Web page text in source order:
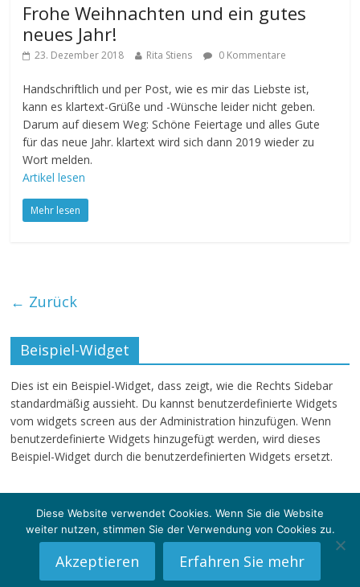
Frohe Weihnachten und ein gutes
neues Jahr!
23. Dezember 2018 Rita Stiens 0 Kommentare
Handschriftlich und per Post, wie es mir das Liebste ist,
kann es klartext-Grüße und -Wünsche leider nicht geben.
Darum auf diesem Weg: Schöne Feiertage und alles Gute
für das neue Jahr. klartext wird sich dann 2019 wieder zu
Wort melden.
Artikel lesen
Mehr lesen
← Zurück
Beispiel-Widget
Dies ist ein Beispiel-Widget, dass zeigt, wie die Rechts Sidebar
standardmäßig aussieht. Du kannst benutzerdefinierte Widgets
vom widgets screen aus der Administration hinzufügen. Wenn
benutzerdefinierte Widgets hinzugefügt werden, wird dieses
Beispiel-Widget durch die benutzerdefinierten Widgets ersetzt.
Copyright © 2026klartext-sg. Alle Rechte vorbehalten.
Diese Website verwendet Cookies. Wenn Sie die Website
weiter nutzen, stimmen Sie der Verwendung von Cookies zu.
Akzeptieren Erfahren Sie mehr